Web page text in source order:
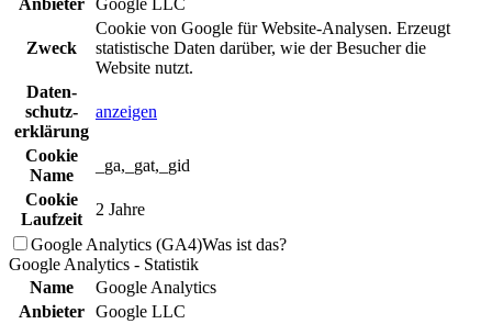
Zweck
Cookie von Google für Website-Analysen. Erzeugt
statistische Daten darüber, wie der Besucher die
Website nutzt.
Daten­
schutz­
erklä­rung
anzeigen
Cookie
Name
_ga,_gat,_gid
Cookie
Laufzeit
2 Jahre
Google Analytics (GA4)Was ist das?
Google Analytics - Statistik
Name
Google Analytics
Anbieter Google LLC